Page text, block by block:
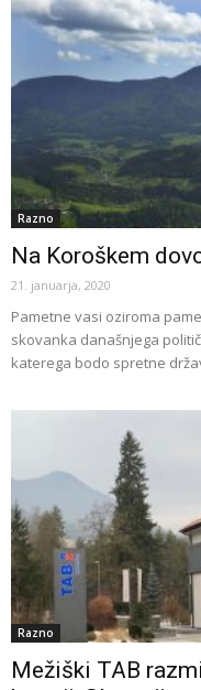
Razno
Na Koroškem
21. januarja, 2020
Pametne vasi oziroma
skovanka današnjega
katerega bodo spretne
Razno
Mežiški TAB